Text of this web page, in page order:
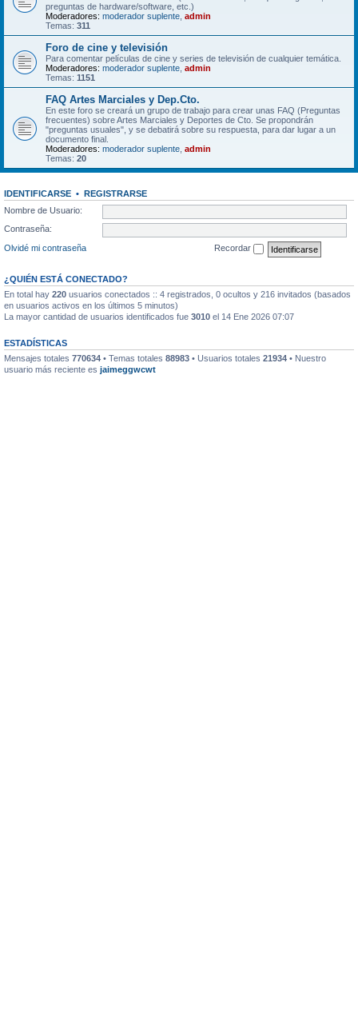
preguntas de hardware/software, etc.)
Moderadores: moderador suplente admin
Temas: 311
Foro de cine y televisión
Para comentar películas de cine y series de televisión de cualquier temática.
Moderadores: moderador suplente admin
Temas: 1151
FAQ Artes Marciales y Dep.Cto.
En este foro se creará un grupo de trabajo para crear unas FAQ (Preguntas
frecuentes) sobre Artes Marciales y Deportes de Cto. Se propondrán
"preguntas usuales", y se debatirá sobre su respuesta, para dar lugar a un
documento final.
Moderadores: moderador suplente admin
Temas: 20
IDENTIFICARSE • REGISTRARSE
Nombre de Usuario:
Contraseña:
Olvidé mi contraseña
Recordar
¿QUIÉN ESTÁ CONECTADO?
En total hay 220 usuarios conectados :: 4 registrados, 0 ocultos y 216 invitados (basados
en usuarios activos en los últimos 5 minutos)
La mayor cantidad de usuarios identificados fue 3010 el 14 Ene 2026 07:07
ESTADÍSTICAS
Mensajes totales 770634 • Temas totales 88983 • Usuarios totales 21934 • Nuestro
usuario más reciente es jaimeggwcwt